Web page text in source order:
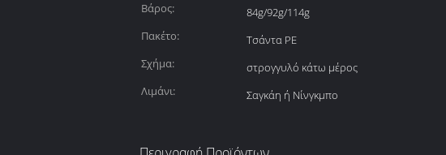
Βάρος:
84g/92g/114g
Πακέτο:
Τσάντα PE
Σχήμα:
στρογγυλό κάτω μέρος
Λιμάνι:
Σαγκάη ή Νίνγκμπο